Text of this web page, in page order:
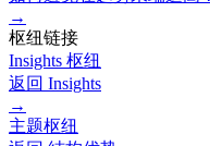
→
枢纽链接
Insights 枢纽
返回 Insights
→
主题枢纽